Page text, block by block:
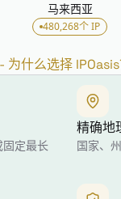
马来西亚
480,268个 IP
- 为什么选择 IPOasis
定最长
精确地
国家、